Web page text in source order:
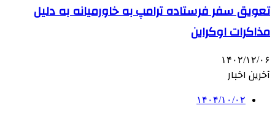
تعویق سفر فرستاده ترامپ به خاورمیانه به دلیل
مذاکرات اوکراین
۱۴۰۲/۱۲/۰۶
آخرین اخبار
۱۴۰۴/۱۰/۰۲